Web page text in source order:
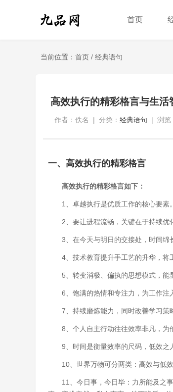
首页
当前位置： 首页 / 经典语句
高效执行的精彩格言与生活
作者：佚名 | 分类： 经典语句 | 浏览
一、高效执行的精彩格言
高效执行的精彩格言如下：
1、卓越执行是优质工作的核心要素。
2、要让进程流畅，关键在于持续优
3、在今天与明日的交接处，时间绵
4、技术教育提升手工艺的升华，将
5、转变消极、偏执的思想模式，能
6、饱满的热情和专注力，为工作注
7、持续磨炼能力，同时改善学习策
8、个人自主行动往往效率非凡，为
9、时间是衡量效率的尺码，低效之
10、世界万物可分两类：高效与低
11、今日事，今日毕：力所能及之